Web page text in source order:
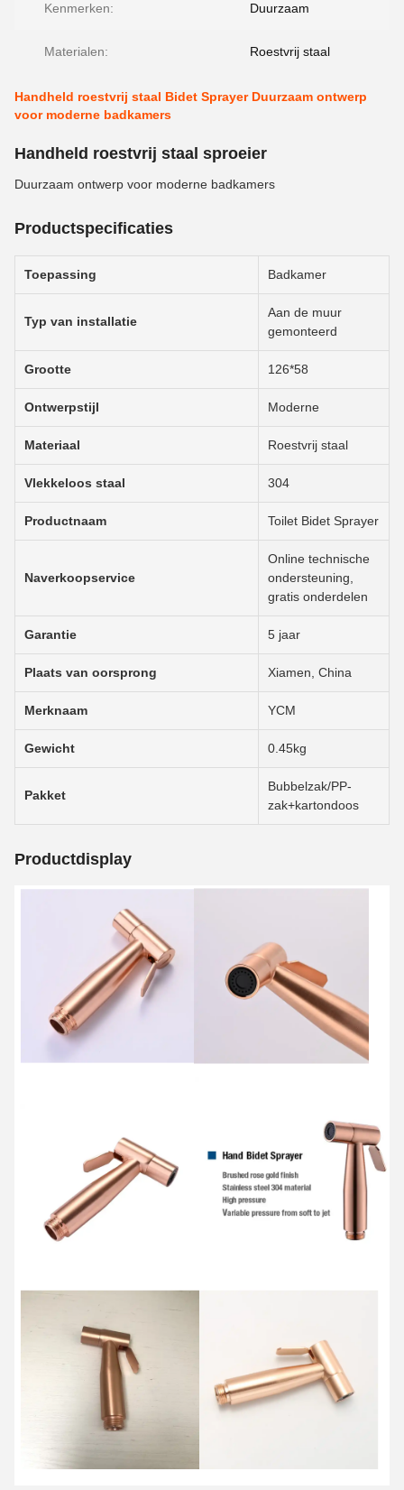
Kenmerken: Duurzaam
Materialen: Roestvrij staal
Handheld roestvrij staal Bidet Sprayer Duurzaam ontwerp
voor moderne badkamers
Handheld roestvrij staal sproeier
Duurzaam ontwerp voor moderne badkamers
Productspecificaties
Toepassing Badkamer
Typ van installatie
Aan de muur
gemonteerd
Grootte 126*58
Ontwerpstijl Moderne
Materiaal Roestvrij staal
Vlekkeloos staal 304
Productnaam Toilet Bidet Sprayer
Naverkoopservice
Online technische
ondersteuning,
gratis onderdelen
Garantie 5 jaar
Plaats van oorsprong Xiamen, China
Merknaam YCM
Gewicht 0.45kg
Pakket
Bubbelzak/PP-
zak+kartondoos
Productdisplay